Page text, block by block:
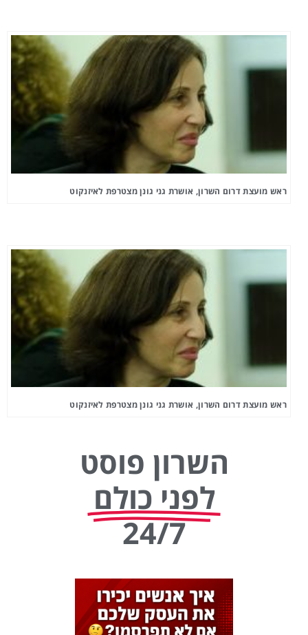
ראש מועצת דרום השרון, אושרת גני גונן מצטרפת לאיזנקוט
ראש מועצת דרום השרון, אושרת גני גונן מצטרפת לאיזנקוט
השרון פוסט
לפני כולם
24/7